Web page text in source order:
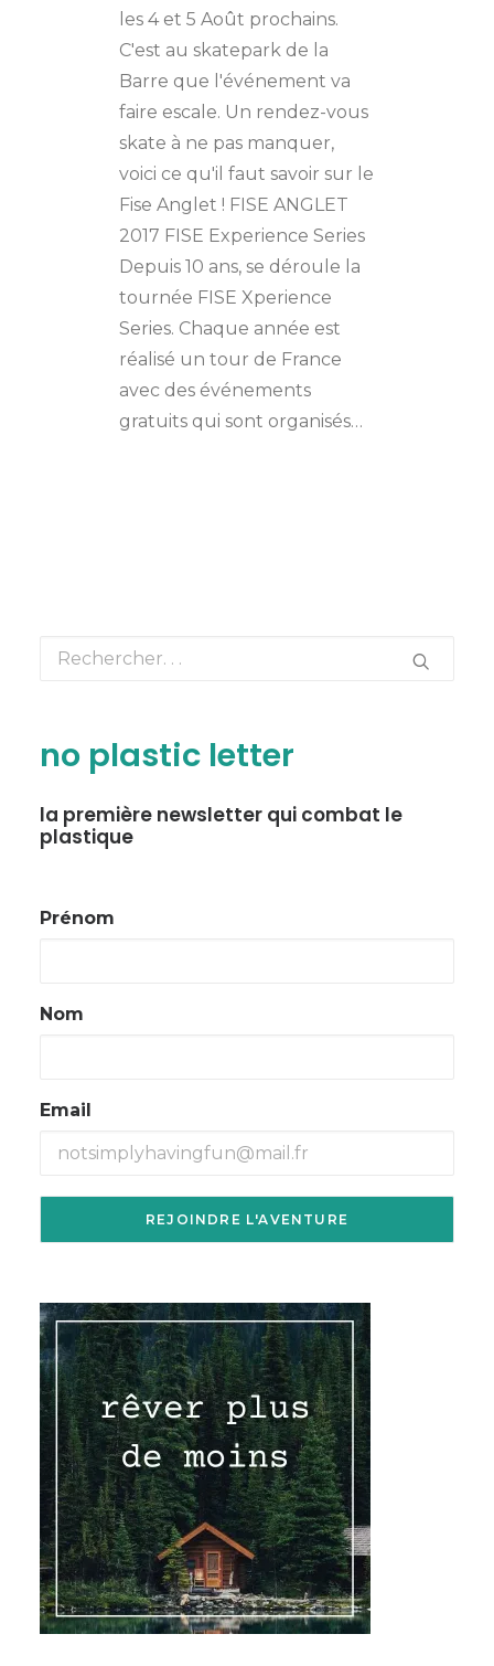
les 4 et 5 Août prochains.
C'est au skatepark de la
Barre que l'événement va
faire escale. Un rendez-vous
skate à ne pas manquer,
voici ce qu'il faut savoir sur le
Fise Anglet ! FISE ANGLET
2017 FISE Experience Series
Depuis 10 ans, se déroule la
tournée FISE Xperience
Series. Chaque année est
réalisé un tour de France
avec des événements
gratuits qui sont organisés…
no plastic letter
la première newsletter qui combat le
plastique
Prénom
Nom
Email